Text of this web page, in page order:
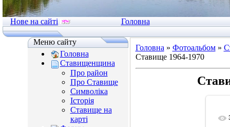
Нове на сайті Головна
Меню сайту
Головна
Ставищенщина
Про район
Про Ставище
Символіка
Історія
Ставище на
карті
Головна » Фотоальбом»
Ставище 1964-1970